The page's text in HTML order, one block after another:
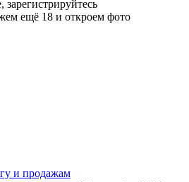
ещё 18 и откроем фото
и продажам